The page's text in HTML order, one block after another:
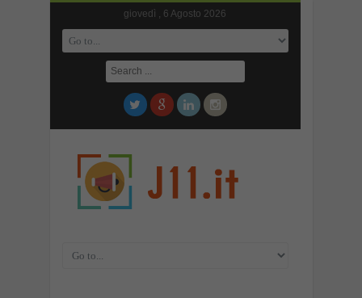
giovedì , 6 Agosto 2026